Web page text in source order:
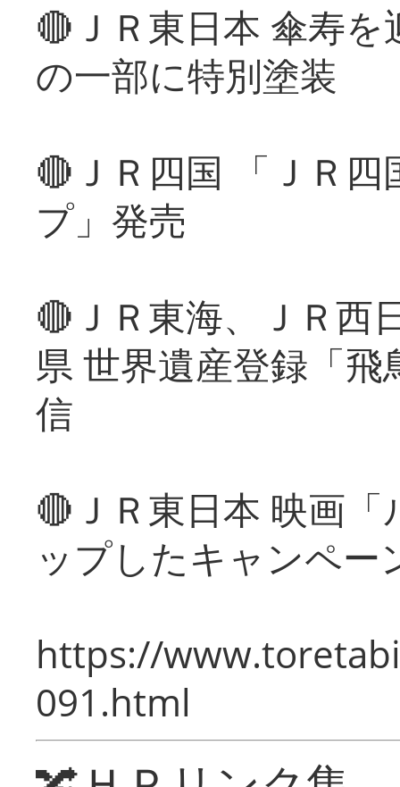
🔴ＪＲ東日本 傘寿
の一部に特別塗装
🔴ＪＲ四国 「ＪＲ
プ」発売
🔴ＪＲ東海、ＪＲ西
県 世界遺産登録「
信
🔴ＪＲ東日本 映画
ップしたキャンペー
https://
091.html